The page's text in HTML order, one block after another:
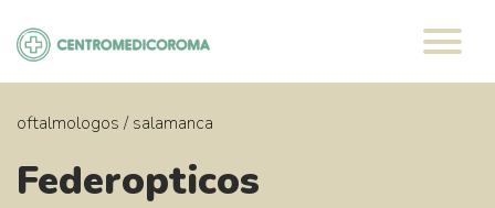
contenido
oftalmologos / salamanca
Federopticos